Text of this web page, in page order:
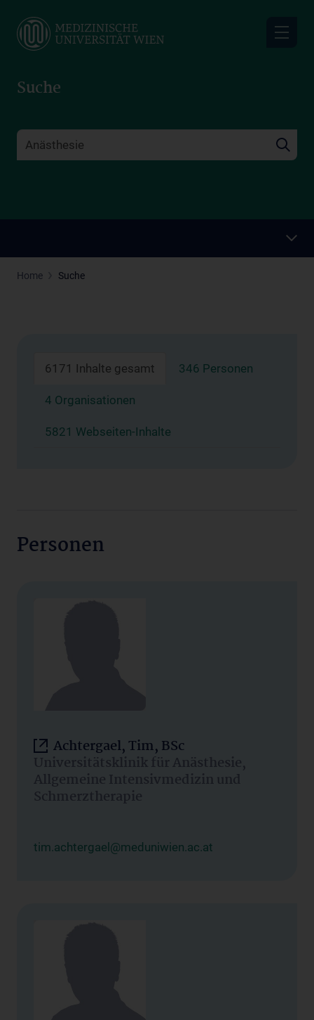
main
Suche
Home Suche
6171 Inhalte gesamt 346 Personen
4 Organisationen
5821 Webseiten-Inhalte
Personen
Achtergael, Tim, BSc
Universitätsklinik für Anästhesie,
Allgemeine Intensivmedizin und
Schmerztherapie
tim.achtergael@meduniwien.ac.at